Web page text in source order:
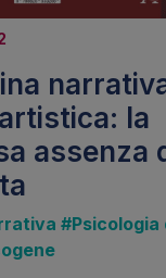
la
assenza
#Psicologia